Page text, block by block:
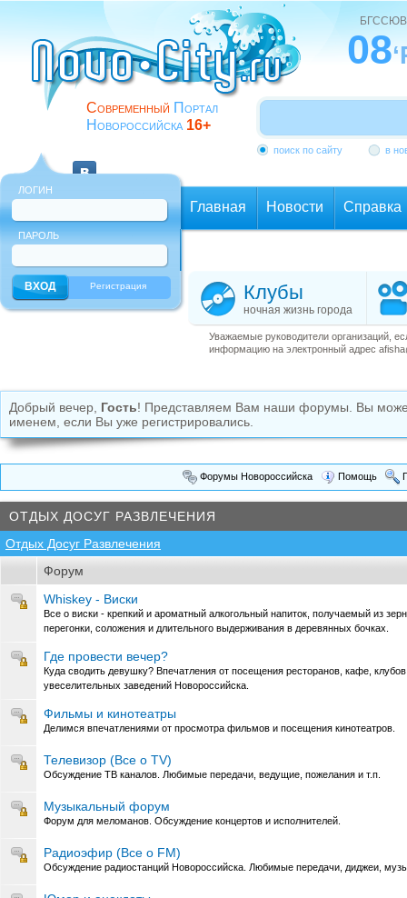
Современный Портал
Новороссийска 16+
08
поиск по сайту в
ЛОГИН
ПАРОЛЬ
Регистрация
Главная Новости Справка
Клубы
ночная жизнь города
Уважаемые руководители организаций,
информацию на электронный адрес
Добрый вечер, Гость! Представляем Вам наши форумы. Вы
именем, если Вы уже регистрировались.
Форумы Новороссийска Помощь
ОТДЫХ ДОСУГ РАЗВЛЕЧЕНИЯ
Отдых Досуг Развлечения
Форум
Whiskey - Виски
Все о виски - крепкий и ароматный алкогольный напиток, получаемый из
перегонки, соложения и длительного выдерживания в деревянных бочках.
Где провести вечер?
Куда сводить девушку? Впечатления от посещения ресторанов, кафе,
увеселительных заведений Новороссийска.
Фильмы и кинотеатры
Делимся впечатлениями от просмотра фильмов и посещения кинотеатров.
Телевизор (Все о TV)
Обсуждение ТВ каналов. Любимые передачи, ведущие, пожелания и т.п.
Музыкальный форум
Форум для меломанов. Обсуждение концертов и исполнителей.
Радиоэфир (Все о FM)
Обсуждение радиостанций Новороссийска. Любимые передачи, диджеи,